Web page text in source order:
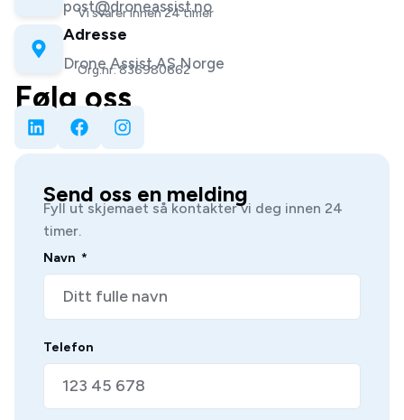
post@droneassist.no
Vi svarer innen 24 timer
Adresse
Drone Assist AS Norge
Org.nr: 836980662
Følg oss
Send oss en melding
Fyll ut skjemaet så kontakter vi deg innen 24
timer.
Navn
Telefon